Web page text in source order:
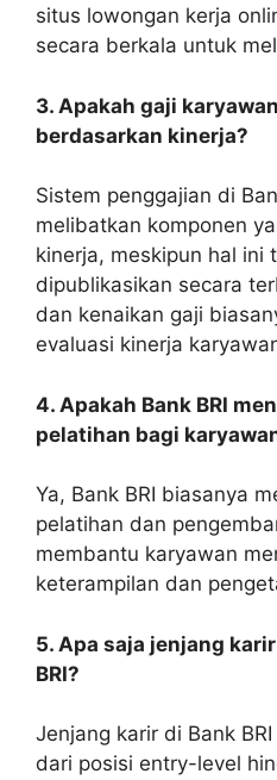
situs lowongan kerja
secara berkala untuk
3. Apakah gaji
berdasarkan kinerja?
Sistem penggajian di
melibatkan komponen
kinerja, meskipun hal ini
dipublikasikan secara
dan kenaikan gaji
evaluasi kinerja
4. Apakah Bank BRI
pelatihan bagi
Ya, Bank BRI biasanya
pelatihan dan
membantu karyawan
keterampilan dan
5. Apa saja jenjang
BRI?
Jenjang karir di Bank
dari posisi entry-level